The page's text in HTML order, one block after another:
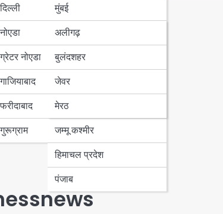
दिल्ली
नोएडा
ग्रेटर नोएडा
गाजियाबाद
फरीदाबाद
गुरूग्राम
मुंबई
उत्तर प्रदेश
अलीगढ़
बुलंदशहर
जेवर
मेरठ
बिहार
पंजाब
हरियाणा
जम्मू कश्मीर
हिमाचल प्रदेश
पंजाब